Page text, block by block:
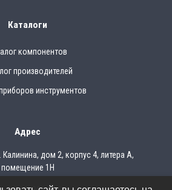
Каталоги
компонентов
производителей
инструментов
Адрес
Калинина, дом 2, корпус 4, литера А,
помещение 1Н